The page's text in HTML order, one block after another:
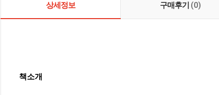
상세정보 구매후기 (0)
책소개